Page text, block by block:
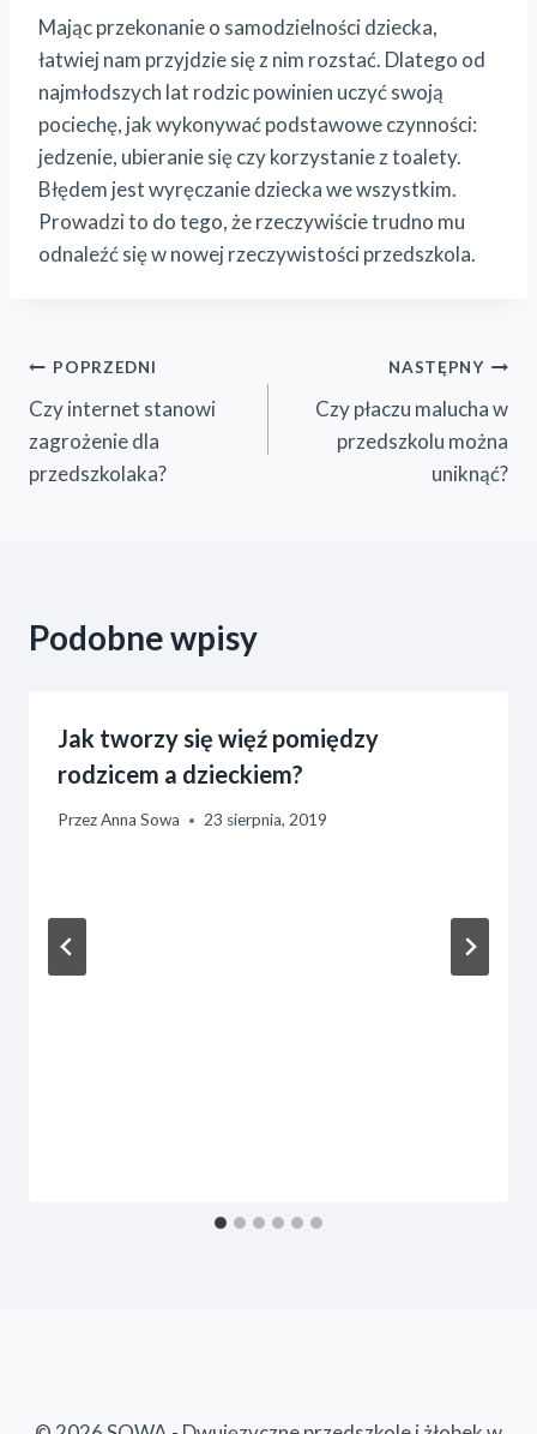
Mając przekonanie o samodzielności dziecka,
łatwiej nam przyjdzie się z nim rozstać. Dlatego od
najmłodszych lat rodzic powinien uczyć swoją
pociechę, jak wykonywać podstawowe czynności:
jedzenie, ubieranie się czy korzystanie z toalety.
Błędem jest wyręczanie dziecka we wszystkim.
Prowadzi to do tego, że rzeczywiście trudno mu
odnaleźć się w nowej rzeczywistości przedszkola.
Nawigacja
wpisu
POPRZEDNI
Czy internet stanowi
zagrożenie dla
przedszkolaka?
NASTĘPNY
Czy płaczu malucha w
przedszkolu można
uniknąć?
Podobne wpisy
Jak tworzy się więź pomiędzy
rodzicem a dzieckiem?
PrzezAnna Sowa 23 sierpnia, 2019